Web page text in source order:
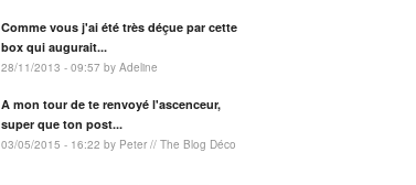
Comme vous j'ai été très déçue par cette
box qui augurait...
28/11/2013 - 09:57 by Adeline
A mon tour de te renvoyé l'ascenceur,
super que ton post...
03/05/2015 - 16:22 by Peter // The Blog Déco